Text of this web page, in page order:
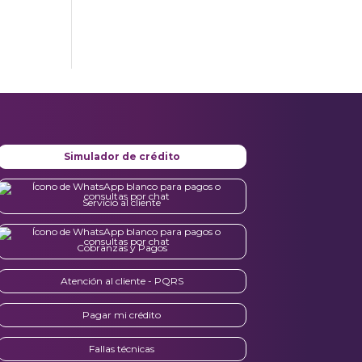
Simulador de crédito
Servicio al cliente
Cobranzas y Pagos
Atención al cliente - PQRS
Pagar mi crédito
Fallas técnicas